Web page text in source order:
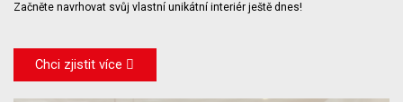
Začněte navrhovat svůj vlastní unikátní interiér ještě dnes!
Chci zjistit více